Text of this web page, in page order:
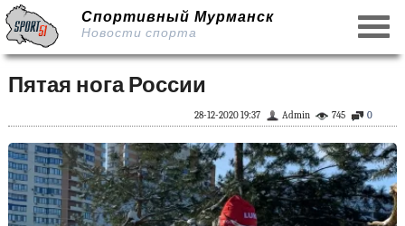
Спортивный Мурманск
Новости спорта
Пятая нога России
0
745
Admin
28-12-2020 19:37